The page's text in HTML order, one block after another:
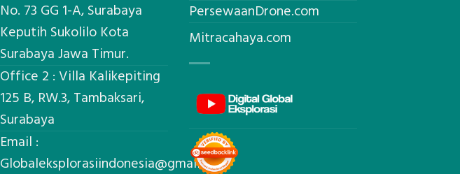
No. 73 GG 1-A, Surabaya
Keputih Sukolilo Kota
Surabaya Jawa Timur.
Office 2 : Villa Kalikepiting
125 B, RW.3, Tambaksari,
Surabaya
Email :
Globaleksplorasiindonesia@gmail.com
PersewaanDrone.com
Mitracahaya.com